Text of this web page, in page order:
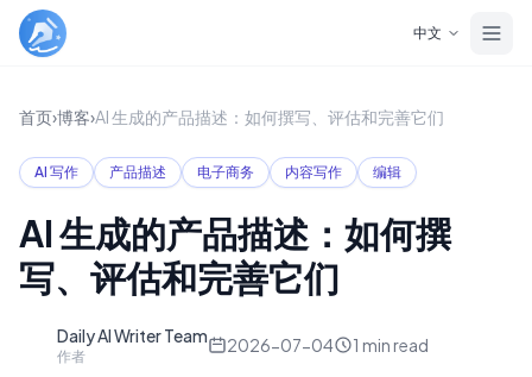
中文
首页›博客›AI 生成的产品描述：如何撰写、评估和完善它们
AI 写作 产品描述 电子商务 内容写作 编辑
AI 生成的产品描述：如何撰
写、评估和完善它们
Daily AI Writer Team
作者
2026-07-04 1 min read